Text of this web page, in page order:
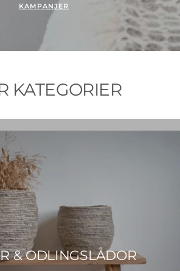
KAMPANJER
KATEGORIER
& ODLINGSLÅDOR